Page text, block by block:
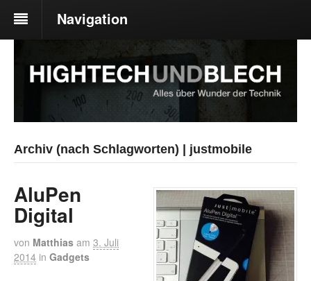
Navigation
Archiv (nach Schlagworten) | justmobile
AluPen
Digital
von Matthias am 3. Juli
2014 in Gadgets